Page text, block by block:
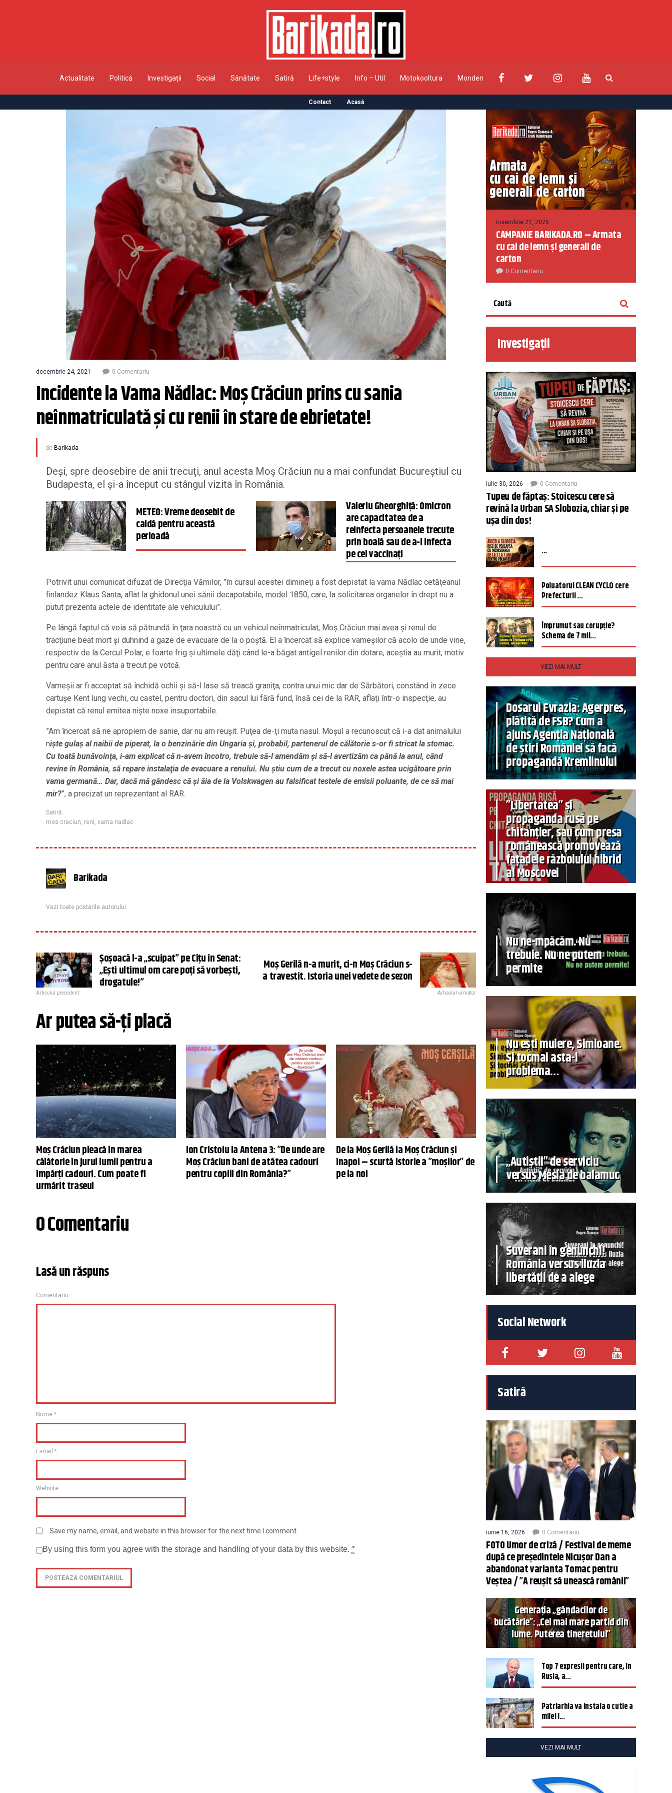
Actualitate Politică Investigații Social Sănătate Satiră Life+style Info – Util Motokooltura Monden
Contact Acasă
decembrie 24, 2021 0 Comentariu
Incidente la Vama Nădlac: Moş Crăciun prins cu sania
neînmatriculată şi cu renii în stare de ebrietate!
de Barikada
Deşi, spre deosebire de anii trecuţi, anul acesta Moş Crăciun nu a mai confundat Bucureştiul cu
Budapesta, el şi-a început cu stângul vizita în România.
METEO: Vreme deosebit de
caldă pentru această
perioadă
Valeriu Gheorghiţă: Omicron
are capacitatea de a
reinfecta persoanele trecute
prin boală sau de a-i infecta
pe cei vaccinaţi
Potrivit unui comunicat difuzat de Direcţia Vămilor, ”în cursul acestei dimineţi a fost depistat la vama Nădlac cetăţeanul
finlandez Klaus Santa, aflat la ghidonul unei sănii decapotabile, model 1850, care, la solicitarea organelor în drept nu a
putut prezenta actele de identitate ale vehiculului”.
Pe lângă faptul că voia să pătrundă în ţara noastră cu un vehicul neînmatriculat, Moş Crăciun mai avea şi renul de
tracţiune beat mort şi duhnind a gaze de evacuare de la o poştă. El a încercat să explice vameşilor că acolo de unde vine,
respectiv de la Cercul Polar, e foarte frig şi ultimele dăţi când le-a băgat antigel renilor din dotare, aceştia au murit, motiv
pentru care anul ăsta a trecut pe votcă.
Vameşii ar fi acceptat să închidă ochii şi să-l lase să treacă graniţa, contra unui mic dar de Sărbători, constând în zece
cartuşe Kent lung vechi, cu castel, pentru doctori, din sacul lui fără fund, însă cei de la RAR, aflaţi într-o inspecţie, au
depistat că renul emitea nişte noxe insuportabile.
”Am încercat să ne apropiem de sanie, dar nu am reuşit. Puţea de-ţi muta nasul. Moşul a recunoscut că i-a dat animalului
nişte gulaş al naibii de piperat, la o benzinărie din Ungaria şi, probabil, partenerul de călătorie s-or fi stricat la stomac.
Cu toată bunăvoinţa, i-am explicat că n-avem încotro, trebuie să-l amendăm şi să-l avertizăm ca până la anul, când
revine în România, să repare instalaţia de evacuare a renului. Nu ştiu cum de a trecut cu noxele astea ucigătoare prin
vama germană… Dar, dacă mă gândesc că şi ăia de la Volskwagen au falsificat testele de emisii poluante, de ce să mai
mir?”, a precizat un reprezentant al RAR.
Satiră
mos craciun, reni, vama nadlac
Barikada
Vezi toate postările autorului
Șoșoacă l-a „scuipat” pe Cîțu în Senat:
„Ești ultimul om care poți să vorbești,
drogatule!”
Articolul precedent
Moș Gerilă n-a murit, ci-n Moș Crăciun s-
a travestit. Istoria unei vedete de sezon
Articolul următor
Ar putea să-ți placă
Moş Crăciun pleacă în marea
călătorie în jurul lumii pentru a
împărţi cadouri. Cum poate fi
urmărit traseul
Ion Cristoiu la Antena 3: ”De unde are
Moş Crăciun bani de atâtea cadouri
pentru copiii din România?”
De la Moș Gerilă la Moș Crăciun și
înapoi – scurtă istorie a ”moșilor” de
pe la noi
0 Comentariu
Lasă un răspuns
Comentariu
Nume *
E-mail *
Website
Save my name, email, and website in this browser for the next time I comment
By using this form you agree with the storage and handling of your data by this website. *
noiembrie 21, 2025
CAMPANIE BARIKADA.RO – Armata
cu cai de lemn și generali de
carton
0 Comentariu
Investigații
iulie 30, 2026 0 Comentariu
Tupeu de făptaș: Stoicescu cere să
revină la Urban SA Slobozia, chiar și pe
ușa din dos!
...
Poluatorul CLEAN CYCLO cere
Prefecturii ...
Împrumut sau corupție?
Schema de 7 mil...
VEZI MAI MULT
Dosarul Evrazia: Agerpres,
plătită de FSB? Cum a
ajuns Agenția Națională
de știri României să facă
propagandă Kremlinului
”Libertatea” și
propaganda rusă pe
chitanțier, sau cum presa
românească promovează
fațadele războiului hibrid
al Moscovei
Nu ne-mpăcăm. Nu
trebuie. Nu ne putem
permite
Nu ești muiere, Simioane.
Și tocmai asta-i
problema…
„Autiștii” de serviciu
versus Mesia de balamuc
Suverani în genunchi!
România versus iluzia
libertății de a alege
Social Network
Satiră
iunie 16, 2026 0 Comentariu
FOTO Umor de criză / Festival de meme
după ce președintele Nicușor Dan a
abandonat varianta Tomac pentru
Veștea / ”A reușit să unească românii”
Generația „gândacilor de
bucătărie”: „Cel mai mare partid din
lume. Puterea tineretului”
Top 7 expresii pentru care, în
Rusia, a...
Patriarhia va instala o cutie a
milei î...
VEZI MAI MULT